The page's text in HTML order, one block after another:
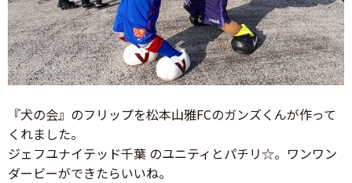
『犬の会』のフリップを松本山雅FCのガンズくんが作って
くれました。
ジェフユナイテッド千葉 のユニティとパチリ☆。ワンワン
ダービーができたらいいね。